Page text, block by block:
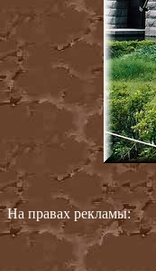
На правах рекламы: